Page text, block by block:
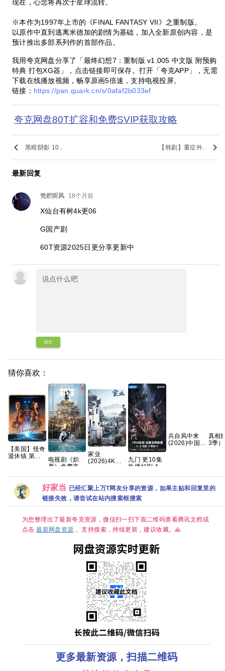
现在，心念将再次于星球流转。
※本作为1997年上市的《FINAL FANTASY VII》之重制版。
以原作中直到逃离米德加的剧情为基础，加入全新原创内容，是
预计推出多部系列作的首部作品。
我用夸克网盘分享了「最终幻想7：重制版 v1.005 中文版 附预购
特典 打包XG器」，点击链接即可保存。打开「夸克APP」，无需
下载在线播放视频，畅享原画5倍速，支持电视投屏。
链接： https://pan.quark.cn/s/0afaf2b033ef
夸克网盘80T扩容和免费SVIP获取攻略
keyboard_arrow_left 黑暗阴影 10.. 【韩剧】重症外.. keyboard_arrow_right
最新回复
凭栏听风 18个月前
X仙台有树4k更06
G国产剧
60T资源2025日更分享更新中
提交
猜你喜欢：
【美国】怪奇
退休镇 第一
名: 时异社区 /
退休镇 / 自治
镇 夸克
电视剧《炽
夏》免费高清
家业
(2026)4K
音效
体中文/夸克
百度网盘/单
集1GB】
九门 更10集
热播好剧 4K
兵自风中来
(2026)中国大
真相
3季
犯罪
好家当 已经汇聚上万T网友分享的资源，如果主贴和回复里的
链接失效，请尝试在站内搜索框搜索
为您整理出了最新夸克资源，微信扫一扫下面二维码查看腾讯文档或
点击最新网盘资源 。支持搜索，持续更新，建议收藏。🙏
更多最新资源，扫描二维码